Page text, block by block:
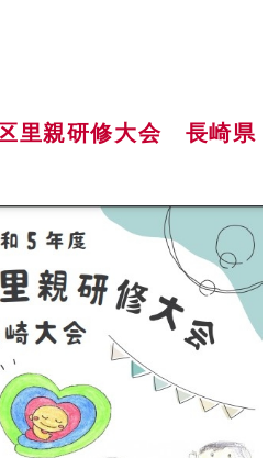
里親研修大会 長崎県